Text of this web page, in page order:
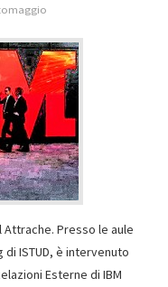
Attrache. Presso le aule
ISTUD, è intervenuto
Esterne di IBM